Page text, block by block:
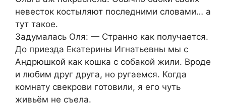
невесток костыляют последними словами… а
тут такое.
Задумалась Оля: — Странно как получается.
До приезда Екатерины Игнатьевны мы с
Андрюшкой как кошка с собакой жили. Вроде
и любим друг друга, но ругаемся. Когда
комнату свекрови готовили, я его чуть
живьём не съела.